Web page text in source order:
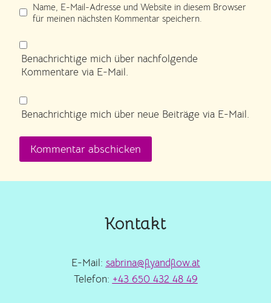
Name, E-Mail-Adresse und Website in diesem Browser
für meinen nächsten Kommentar speichern.
Benachrichtige mich über nachfolgende
Kommentare via E-Mail.
Benachrichtige mich über neue Beiträge via E-Mail.
Kontakt
E-Mail: sabrina@flyandflow.at
Telefon: +43 650 432 48 49